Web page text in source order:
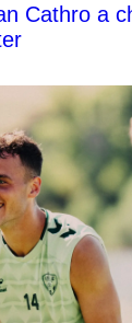
Cathro a